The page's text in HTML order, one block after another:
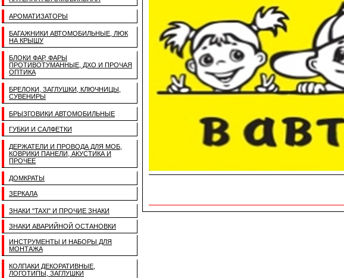
АРОМАТИЗАТОРЫ
БАГАЖНИКИ АВТОМОБИЛЬНЫЕ, ЛЮК
НА КРЫШУ
БЛОКИ ФАР, ФАРЫ
ПРОТИВОТУМАННЫЕ, ДХО И ПРОЧАЯ
ОПТИКА
БРЕЛОКИ, ЗАГЛУШКИ, КЛЮЧНИЦЫ,
СУВЕНИРЫ
БРЫЗГОВИКИ АВТОМОБИЛЬНЫЕ
ГУБКИ И САЛФЕТКИ
ДЕРЖАТЕЛИ И ПРОВОДА ДЛЯ МОБ,
КОВРИКИ ПАНЕЛИ, АКУСТИКА И
ПРОЧЕЕ
ДОМКРАТЫ
ЗЕРКАЛА
ЗНАКИ "TAXI" И ПРОЧИЕ ЗНАКИ
ЗНАКИ АВАРИЙНОЙ ОСТАНОВКИ
ИНСТРУМЕНТЫ И НАБОРЫ ДЛЯ
МОНТАЖА
КОЛПАКИ ДЕКОРАТИВНЫЕ,
ЛОГОТИПЫ, ЗАГЛУШКИ